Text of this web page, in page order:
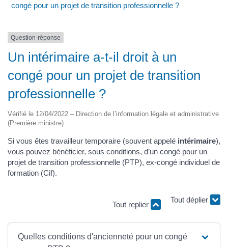
congé pour un projet de transition professionnelle ?
Question-réponse
Un intérimaire a-t-il droit à un
congé pour un projet de transition
professionnelle ?
Vérifié le 12/04/2022 – Direction de l’information légale et administrative
(Première ministre)
Si vous êtes travailleur temporaire (souvent appelé intérimaire),
vous pouvez bénéficier, sous conditions, d’un congé pour un
projet de transition professionnelle (PTP), ex-congé individuel de
formation (Cif).
Tout replier
Quelles conditions d'ancienneté pour un congé